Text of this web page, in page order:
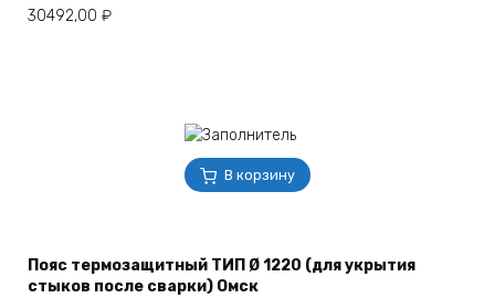
30492,00 ₽
В корзину
Пояс термозащитный ТИП Ø 1220 (для укрытия
стыков после сварки) Омск